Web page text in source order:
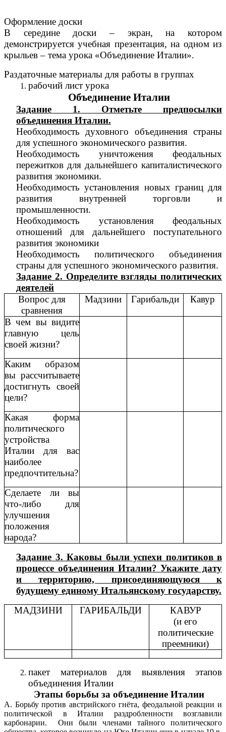
Оформление доски
В середине доски – экран, на котором
демонстрируется учебная презентация, на одном из
крыльев – тема урока «Объединение Италии».
Раздаточные материалы для работы в группах
рабочий лист урока
Объединение Италии
Задание 1. Отметьте предпосылки
объединения Италии.
Необходимость духовного объединения страны
для успешного экономического развития.
Необходимость уничтожения феодальных
пережитков для дальнейшего капиталистического
развития экономики.
Необходимость установления новых границ для
развития внутренней торговли и
промышленности.
Необходимость установления феодальных
отношений для дальнейшего поступательного
развития экономики
Необходимость политического объединения
страны для успешного экономического развития.
Задание 2. Определите взгляды политических
деятелей
Вопрос для
сравнения
Мадзини Гарибальди Кавур
В чем вы видите
главную цель
своей жизни?
Каким образом
вы рассчитываете
достигнуть своей
цели?
Какая форма
политического
устройства
Италии для вас
наиболее
предпочтительна?
Сделаете ли вы
что-либо для
улучшения
положения
народа?
Задание 3. Каковы были успехи политиков в
процессе объединения Италии? Укажите дату
и территорию, присоединяющуюся к
будущему единому Итальянскому государству.
МАДЗИНИ
ГАРИБАЛЬДИ
КАВУР
(и его
политические
преемники)
пакет материалов для выявления этапов
объединения Италии
Этапы борьбы за объединение Италии
А. Борьбу против австрийского гнёта, феодальной реакции и
политической в Италии раздробленности возглавили
карбонарии. Они были членами тайного политического